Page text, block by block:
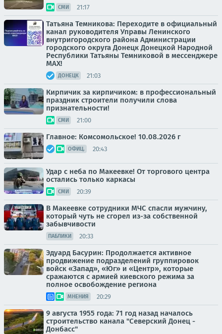
СМИ 21:17
Татьяна Темникова: Переходите в официальный
канал руководителя Управы Ленинского
внутригородского района Администрации
городского округа Донецк Донецкой Народной
Республики Татьяны Темниковой в мессенджере
MAX!
ДОНЕЦК 21:03
Кирпичик за кирпичиком: в профессиональный
праздник строители получили слова
признательности!
СМИ 21:00
Главное: Комсомольское! 10.08.2026 г
ОФИЦ. 20:43
Удар с неба по Макеевке! От торгового центра
остались только каркасы
СМИ 20:39
В Макеевке сотрудники МЧС спасли мужчину,
который чуть не сгорел из-за собственной
забывчивости
ПАБЛИКИ 20:33
Эдуард Басурин: Продолжается активное
продвижение подразделений группировок
войск «Запад», «Юг» и «Центр», которые
сражаются с армией киевского режима за
полное освобождение региона
МНЕНИЯ 20:29
9 августа 1955 года: 71 год назад началось
строительство канала "Северский Донец -
Донбасс"